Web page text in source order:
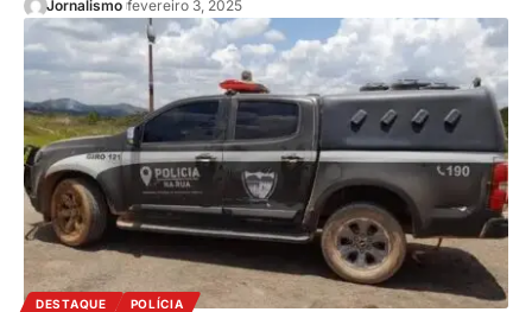
Jornalismo fevereiro 3, 2025
DESTAQUE POLÍCIA